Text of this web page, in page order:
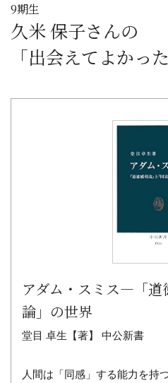
9期⽣
久米 保子さんの
「出会えてよかった
アダム・スミス―「道
論」の世界
堂目 卓生【著】 中公新書
人間は「同感」する能力を持